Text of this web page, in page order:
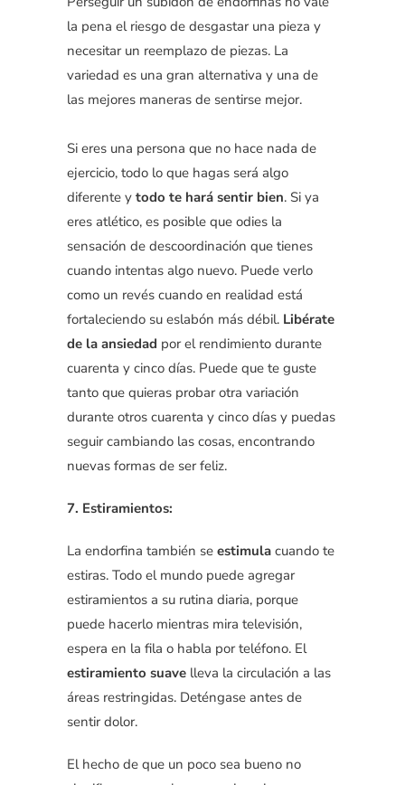
la pena el riesgo de desgastar una pieza y
necesitar un reemplazo de piezas. La
variedad es una gran alternativa y una de
las mejores maneras de sentirse mejor.
Si eres una persona que no hace nada de
ejercicio, todo lo que hagas será algo
diferente y todo te hará sentir bien. Si ya
eres atlético, es posible que odies la
sensación de descoordinación que tienes
cuando intentas algo nuevo. Puede verlo
como un revés cuando en realidad está
fortaleciendo su eslabón más débil. Libérate
de la ansiedad por el rendimiento durante
cuarenta y cinco días. Puede que te guste
tanto que quieras probar otra variación
durante otros cuarenta y cinco días y puedas
seguir cambiando las cosas, encontrando
nuevas formas de ser feliz.
7. Estiramientos:
La endorfina también se estimula cuando te
estiras. Todo el mundo puede agregar
estiramientos a su rutina diaria, porque
puede hacerlo mientras mira televisión,
espera en la fila o habla por teléfono. El
estiramiento suave lleva la circulación a las
áreas restringidas. Deténgase antes de
sentir dolor.
El hecho de que un poco sea bueno no